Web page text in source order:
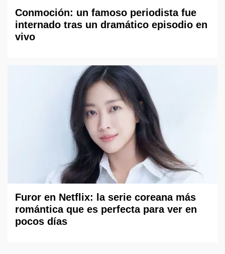
Conmoción: un famoso periodista fue
internado tras un dramático episodio en
vivo
Furor en Netflix: la serie coreana más
romántica que es perfecta para ver en
pocos días